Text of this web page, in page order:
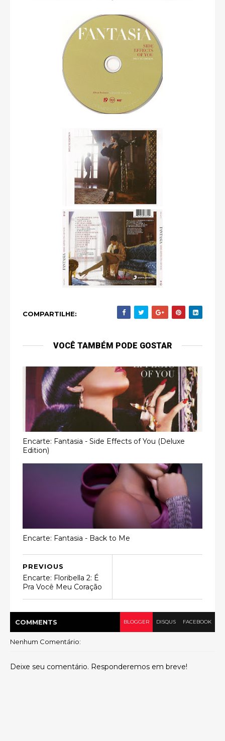
COMPARTILHE:
VOCÊ TAMBÉM PODE GOSTAR
Encarte: Fantasia - Side Effects of You (Deluxe
Edition)
Encarte: Fantasia - Back to Me
PREVIOUS
Encarte: Floribella 2: É
Pra Você Meu Coração
COMMENTS BLOGGER DISQUS FACEBOOK
Nenhum Comentário:
Deixe seu comentário. Responderemos em breve!